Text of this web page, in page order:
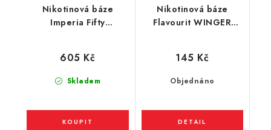
Nikotinová báze
Imperia Fifty
Skladem
605 Kč
Nikotinová báze
Flavourit WINGER
Objednáno
145 Kč